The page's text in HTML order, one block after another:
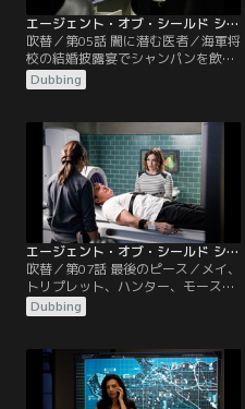
エージェント・オブ・シールド シーズン2 第05話／吹替【MARVEL】
吹替／第05話 闇に潜む医者／海軍将
校の結婚披露宴でシャンパンを飲ん
だ者が8名死亡する。その症状はオ
ベリスクによるものと似ていた。コ
するが、海軍が部外者をシャットア
ウトして対応しており、現場を調べ
ることができない。
Dubbing
エージェント・オブ・シールド シーズン2 第07話／吹替【MARVEL】
吹替／第07話 最後のピース／メイ、
トリプレット、ハンター、モースの
4人は逃亡したウォードを追跡する
が、巧みにかわされなかなか取り押
スカイはコールソンの衝動が悪化し
ていることを知って心配する。そん
な時にニューヨークで起きた殺人事
Dubbing